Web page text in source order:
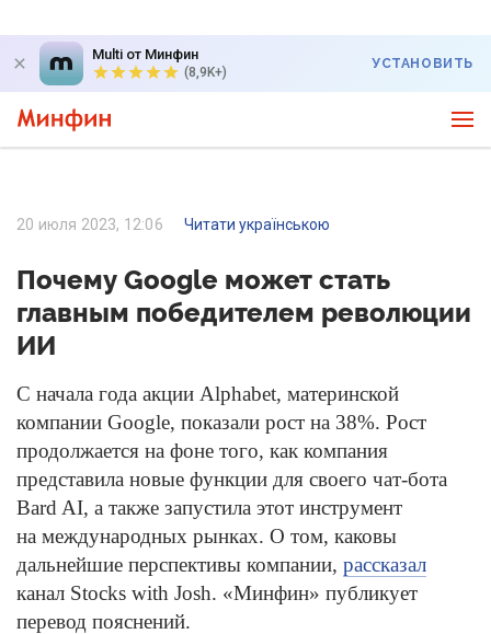
Multi от Минфин
(8,9K+)
УСТАНОВИТЬ
20 июля 2023, 12:06 Читати українською
Почему Google может стать
главным победителем революции
ИИ
С начала года акции Alphabet, материнской
компании Google, показали рост на 38%. Рост
продолжается на фоне того, как компания
представила новые функции для своего чат-бота
Bard AI, а также запустила этот инструмент
на международных рынках. О том, каковы
дальнейшие перспективы компании, рассказал
канал Stocks with Josh. «Минфин» публикует
перевод пояснений.